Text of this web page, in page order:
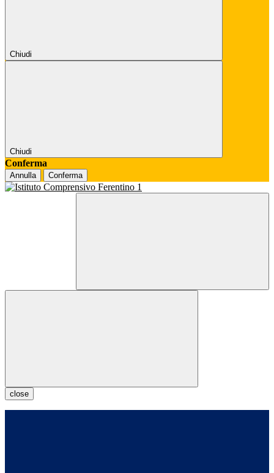
Chiudi
Chiudi
Conferma
Annulla Conferma
close